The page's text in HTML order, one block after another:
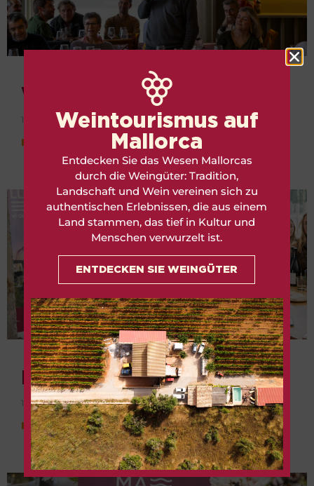
Winzertag – I EDITION
14. März 2025
Frauentag – I EDITION
14. März 2025
Leer más »
Weintourismus auf
Mallorca
Entdecken Sie das Wesen Mallorcas
durch die Weingüter: Tradition,
Landschaft und Wein vereinen sich zu
authentischen Erlebnissen, die aus einem
Land stammen, das tief in Kultur und
Menschen verwurzelt ist.
ENTDECKEN SIE WEINGÜTER